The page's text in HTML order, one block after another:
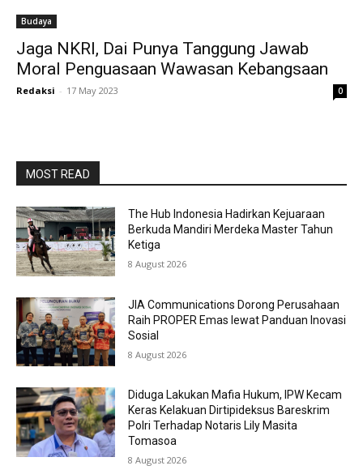
Budaya
Jaga NKRI, Dai Punya Tanggung Jawab
Moral Penguasaan Wawasan Kebangsaan
Redaksi - 17 May 2023 0
MOST READ
The Hub Indonesia Hadirkan Kejuaraan
Berkuda Mandiri Merdeka Master Tahun
Ketiga
8 August 2026
JIA Communications Dorong Perusahaan
Raih PROPER Emas lewat Panduan Inovasi
Sosial
8 August 2026
Diduga Lakukan Mafia Hukum, IPW Kecam
Keras Kelakuan Dirtipideksus Bareskrim
Polri Terhadap Notaris Lily Masita
Tomasoa
8 August 2026